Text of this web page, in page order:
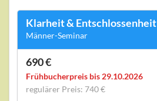
Klarheit & Entschlossenheit
Männer-Seminar
690 €
Frühbucherpreis bis 29.10.2026
regulärer Preis: 740 €